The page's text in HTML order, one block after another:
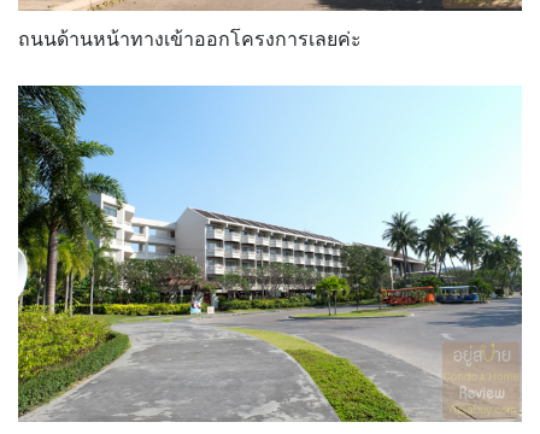
ถนนด้านหน้าทางเข้าออกโครงการเลยค่ะ